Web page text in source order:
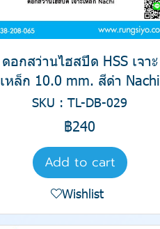
ดอกสว่านไฮสปีด HSS เจาะ
เหล็ก 10.0 mm. สีดำ Nachi
SKU : TL-DB-029
฿240
Add to cart
Wishlist